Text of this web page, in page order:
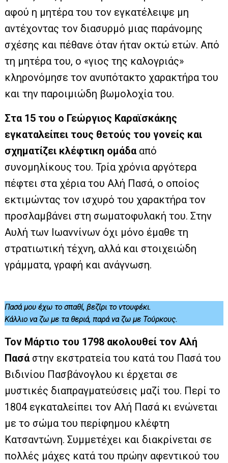
αφού η μητέρα του τον εγκατέλειψε μη
αντέχοντας τον διασυρμό μιας παράνομης
σχέσης και πέθανε όταν ήταν οκτώ ετών. Από
τη μητέρα του, ο «γιος της καλογριάς»
κληρονόμησε τον ανυπότακτο χαρακτήρα του
και την παροιμιώδη βωμολοχία του.
Στα 15 του ο Γεώργιος Καραϊσκάκης
εγκαταλείπει τους θετούς του γονείς και
σχηματίζει κλέφτικη ομάδα από
συνομηλίκους του. Τρία χρόνια αργότερα
πέφτει στα χέρια του Αλή Πασά, ο οποίος
εκτιμώντας τον ισχυρό του χαρακτήρα τον
προσλαμβάνει στη σωματοφυλακή του. Στην
Αυλή των Ιωαννίνων όχι μόνο έμαθε τη
στρατιωτική τέχνη, αλλά και στοιχειώδη
γράμματα, γραφή και ανάγνωση.
Πασά μου έχω το σπαθί, βεζίρι το ντουφέκι.
Κάλλιο να ζω με τα θεριά, παρά να ζω με Τούρκους.
Τον Μάρτιο του 1798 ακολουθεί τον Αλή
Πασά στην εκστρατεία του κατά του Πασά του
Βιδινίου Πασβάνογλου κι έρχεται σε
μυστικές διαπραγματεύσεις μαζί του. Περί το
1804 εγκαταλείπει τον Αλή Πασά κι ενώνεται
με το σώμα του περίφημου κλέφτη
Κατσαντώνη. Συμμετέχει και διακρίνεται σε
πολλές μάχες κατά του πρώην αφεντικού του